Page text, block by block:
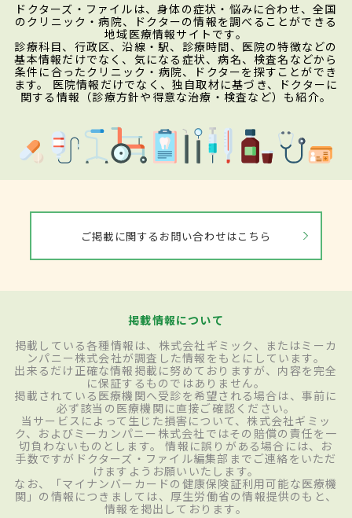
ドクターズ・ファイルは、身体の症状・悩みに合わせ、全国
のクリニック・病院、ドクターの情報を調べることができる
地域医療情報サイトです。
診療科目、行政区、沿線・駅、診療時間、医院の特徴などの
基本情報だけでなく、気になる症状、病名、検査名などから
条件に合ったクリニック・病院、ドクターを探すことができ
ます。 医院情報だけでなく、独自取材に基づき、ドクターに
関する情報（診療方針や得意な治療・検査など）も紹介。
ご掲載に関するお問い合わせはこちら
掲載情報について
掲載している各種情報は、株式会社ギミック、またはミーカ
ンパニー株式会社が調査した情報をもとにしています。
出来るだけ正確な情報掲載に努めておりますが、内容を完全
に保証するものではありません。
掲載されている医療機関へ受診を希望される場合は、事前に
必ず該当の医療機関に直接ご確認ください。
当サービスによって生じた損害について、株式会社ギミッ
ク、およびミーカンパニー株式会社ではその賠償の責任を一
切負わないものとします。 情報に誤りがある場合には、お
手数ですがドクターズ・ファイル編集部までご連絡をいただ
けますようお願いいたします。
なお、「マイナンバーカードの健康保険証利用可能な医療機
関」の情報につきましては、厚生労働省の情報提供のもと、
情報を掲出しております。